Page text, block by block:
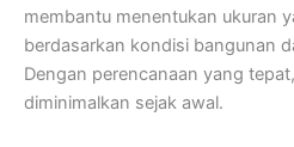
membantu menentukan ukuran
berdasarkan kondisi bangunan
Dengan perencanaan yang
diminimalkan sejak awal.